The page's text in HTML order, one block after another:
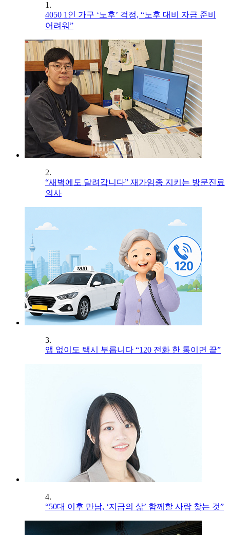
1.
4050 1인 가구 ‘노후’ 걱정, “노후 대비 자금 준비
어려워”
2.
“새벽에도 달려갑니다” 재가임종 지키는 방문진료
의사
3.
앱 없이도 택시 부릅니다 “120 전화 한 통이면 끝”
4.
“50대 이후 만남, ‘지금의 삶’ 함께할 사람 찾는 것”